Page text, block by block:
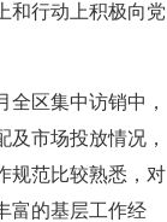
和行动上积极向党
区集中访销中，
市场投放情况，
规范比较熟悉，对
富的基层工作经